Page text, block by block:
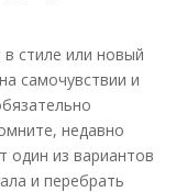
стиле или новый
самочувствии и
недавно
один из вариантов
и перебрать